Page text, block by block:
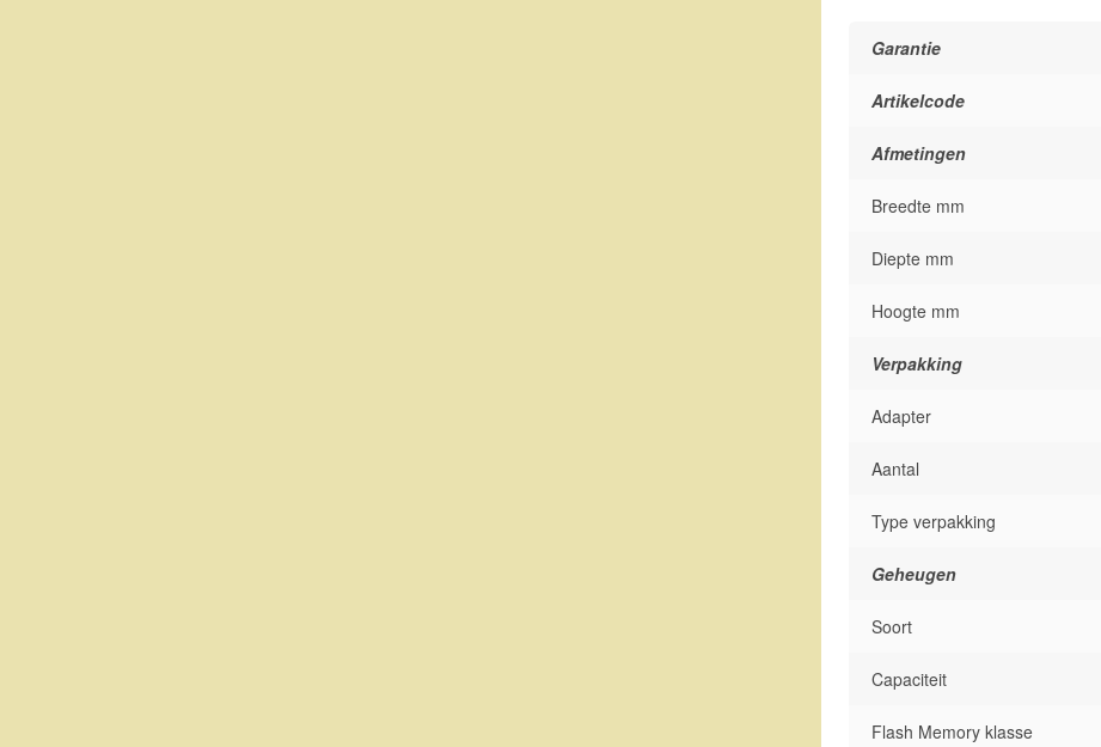
Garantie
Artikelcode
Afmetingen
Breedte mm
Diepte mm
Hoogte mm
Verpakking
Adapter
Aantal
Type verpakking
Geheugen
Soort
Capaciteit
Flash Memory klasse